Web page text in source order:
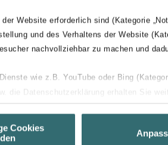
Website erforderlich sind (Kategorie
und des Verhaltens der Website
nachvollziehbar zu machen und
wie z.B. YouTube oder Bing
die Datenschutzerklärung erhalten Sie
um Ihnen die bestmögliche
zur Verfügung zu stellen. Alle
Cookies